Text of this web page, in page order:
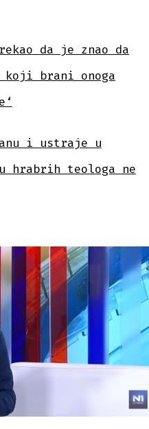
da je znao da
brani onoga
i ustraje u
hrabrih teologa ne